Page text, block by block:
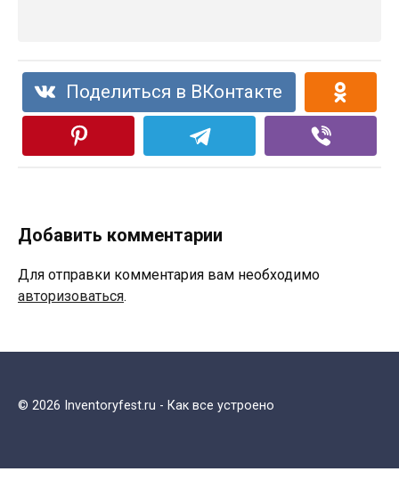
Поделиться в ВКонтакте
Добавить комментарии
Для отправки комментария вам необходимо
авторизоваться.
© 2026 Inventoryfest.ru - Как все устроено